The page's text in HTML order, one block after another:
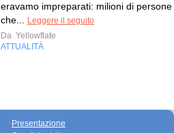
eravamo impreparati: milioni di persone
che...
Leggere il seguito
Da Yellowflate
ATTUALITÀ
Presentazione